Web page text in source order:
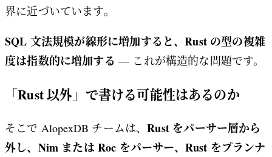
界に近づいています。
SQL 文法規模が線形に増加すると、Rust の型の複雑
度は指数的に増加する — これが構造的な問題です。
「Rust 以外」で書ける可能性はあるのか
そこで AlopexDB チームは、Rust をパーサー層から
外し、Nim または Roc をパーサー、Rust をプランナ